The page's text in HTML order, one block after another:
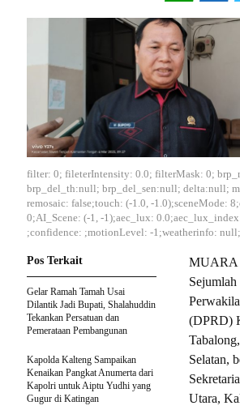
filter: 0; fileterIntensity: 0.0; filterMask: 0;
brp_del_th:null; brp_del_sen:null; delta:null;
remosaic: false;touch: (-1.0, -1.0);sceneMode:
0;AI_Scene: (-1, -1);aec_lux:
;confidence: ;motionLevel: -1;weatherinfo:
MUARA
(DPRD)
Selatan,
Utara,
Pos Terkait
Gelar Ramah Tamah Usai
Dilantik Jadi Bupati, Shalahuddin
Tekankan Persatuan dan
Pemerataan Pembangunan
Kapolda Kalteng Sampaikan
Kenaikan Pangkat Anumerta dari
Kapolri untuk Aiptu Yudhi yang
Gugur di Katingan